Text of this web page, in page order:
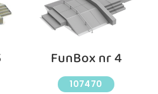
FunBox nr 4
107470